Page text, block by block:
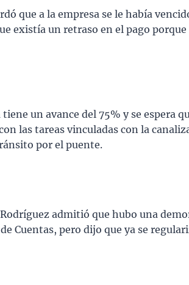
que a la empresa se le había
existía un retraso en el pago
un avance del 75% y se espera
las tareas vinculadas con la
por el puente.
admitió que hubo una
Cuentas, pero dijo que ya se